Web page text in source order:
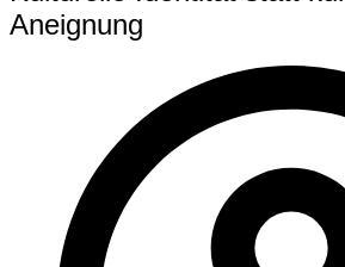
Aneignung